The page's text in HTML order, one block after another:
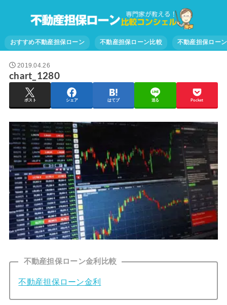
おすすめ不動産担保ローン 不動産担保ローン比較 不動産担保ロー
2019.04.26
chart_1280
ポスト シェア はてブ 送る Pocket
不動産担保ローン金利比較
不動産担保ローン金利